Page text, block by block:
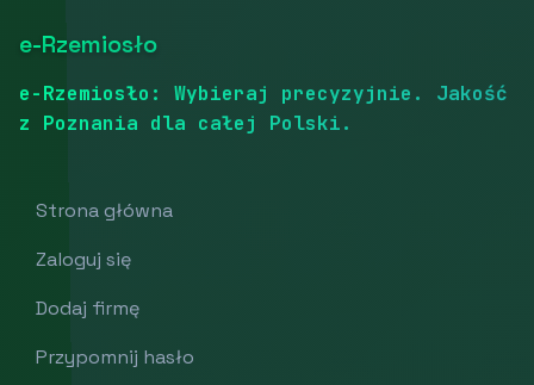
e-Rzemiosło
e-Rzemiosło: Wybieraj precyzyjnie. Jakość
z Poznania dla całej Polski.
Strona główna
Zaloguj się
Dodaj firmę
Przypomnij hasło